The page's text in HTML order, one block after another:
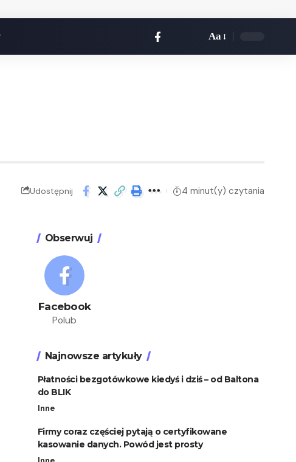
Aa
Udostępnij 4 minut(y) czytania
Obserwuj
Facebook
Polub
Najnowsze artykuły
Płatności bezgotówkowe kiedyś i dziś – od Baltona
do BLIK
Inne
Firmy coraz częściej pytają o certyfikowane
kasowanie danych. Powód jest prosty